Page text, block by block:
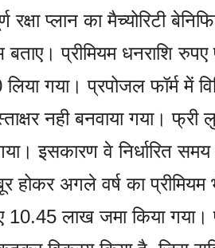
प्लान का मैच्योरिटी
प्रीमियम धनराशि रुपए
गया। प्रपोजल फॉर्म में
नही बनवाया गया। फ्री
इसकारण वे निर्धारित समय
अगले वर्ष का प्रीमियम
लाख जमा किया गया।